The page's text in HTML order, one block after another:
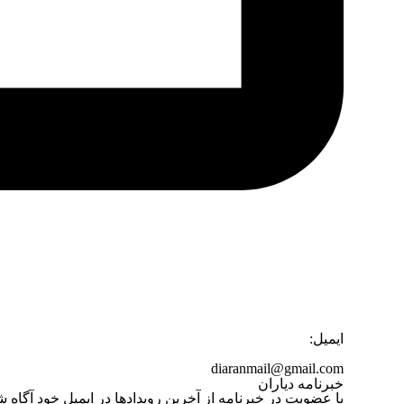
ایمیل:
diaranmail@gmail.com
خبرنامه دیاران
با عضویت در خبرنامه از آخرین رویدادها در ایمیل خود آگاه